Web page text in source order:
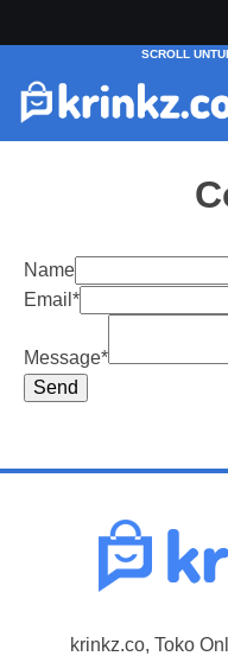
Name
Email *
Message*
krinkz.co, Toko